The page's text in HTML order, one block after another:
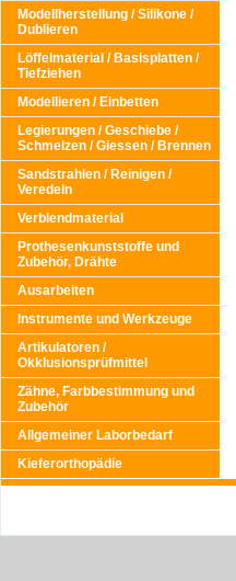
Modellherstellung / Silikone /
Dublieren
Löffelmaterial / Basisplatten /
Tiefziehen
Modellieren / Einbetten
Legierungen / Geschiebe /
Schmelzen / Giessen / Brennen
Sandstrahlen / Reinigen /
Veredeln
Verblendmaterial
Prothesenkunststoffe und
Zubehör, Drähte
Ausarbeiten
Instrumente und Werkzeuge
Artikulatoren /
Okklusionsprüfmittel
Zähne, Farbbestimmung und
Zubehör
Allgemeiner Laborbedarf
Kieferorthopädie